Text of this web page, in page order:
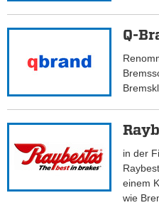
Q-
in der
einem
wie